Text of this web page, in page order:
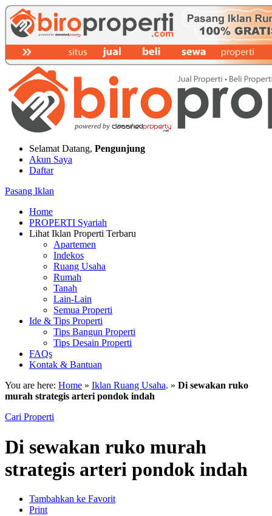
Selamat Datang, Pengunjung
Akun Saya
Daftar
Pasang Iklan
Home
PROPERTI Syariah
Lihat Iklan Properti Terbaru
Apartemen
Indekos
Ruang Usaha
Rumah
Tanah
Lain-Lain
Semua Properti
Ide & Tips Properti
Tips Bangun Properti
Tips Desain Properti
FAQs
Kontak & Bantuan
You are here: Home » Iklan Ruang Usaha. » Di sewakan ruko
murah strategis arteri pondok indah
Cari Properti
Di sewakan ruko murah
strategis arteri pondok indah
Tambahkan ke Favorit
Print